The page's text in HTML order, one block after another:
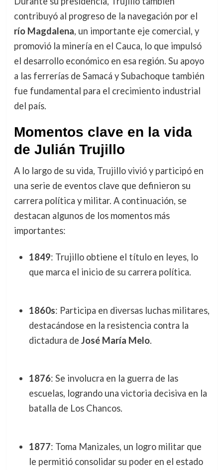
contribuyó al progreso de la navegación por el
río Magdalena, un importante eje comercial, y
promovió la minería en el Cauca, lo que impulsó
el desarrollo económico en esa región. Su apoyo
a las ferrerías de Samacá y Subachoque también
fue fundamental para el crecimiento industrial
del país.
Momentos clave en la vida
de Julián Trujillo
A lo largo de su vida, Trujillo vivió y participó en
una serie de eventos clave que definieron su
carrera política y militar. A continuación, se
destacan algunos de los momentos más
importantes:
1849: Trujillo obtiene el título en leyes, lo
que marca el inicio de su carrera política.
1860s: Participa en diversas luchas militares,
destacándose en la resistencia contra la
dictadura de José María Melo.
1876: Se involucra en la guerra de las
escuelas, logrando una victoria decisiva en la
batalla de Los Chancos.
1877: Toma Manizales, un logro militar que
le permitió consolidar su poder en el estado